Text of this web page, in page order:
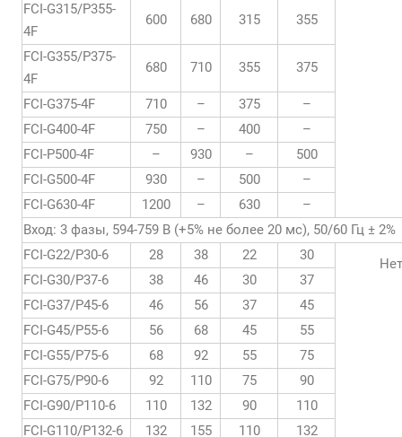
FCI-G315/P355-
4F
600 680 315 355
FCI-G355/P375-
4F
680 710 355 375
FCI-G375-4F 710 – 375
–
FCI-G400-4F
750 – 400
–
FCI-P500-4F
– 930 –
500
FCI-G500-4F
930 – 500
–
FCI-G630-4F
1200 – 630
–
Вход: 3 фазы, 594-759 В (+5% не более 20 мс), 50/60 Гц ± 2%
FCI-G22/P30-6
28 38 22 30
Нет
FCI-G30/P37-6
38 46 30
37
FCI-G37/P45-6
46 56 37
45
FCI-G45/P55-6
56 68 45
55
FCI-G55/P75-6
68 92 55
75
FCI-G75/P90-6
92 110 75
90
FCI-G90/P110-6
110 132 90
110
FCI-G110/P132-6
132 155 110
132